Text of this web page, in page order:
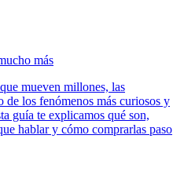
más
mueven millones, las
de los fenómenos más curiosos y
guía te explicamos qué son,
hablar y cómo comprarlas paso